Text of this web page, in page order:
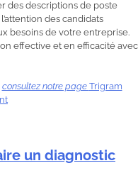
des descriptions de poste
des candidats
besoins de votre entreprise.
effective et en efficacité avec
consultez notre page Trigram
un diagnostic